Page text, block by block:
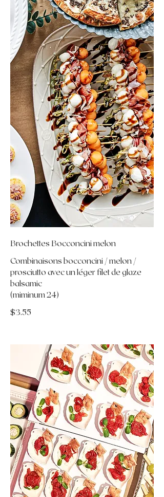
Brochettes Bocconcini melon
Combinaisons bocconcini / melon /
prosciutto avec un léger filet de glaze
balsamic
(miminum 24)
$3.55